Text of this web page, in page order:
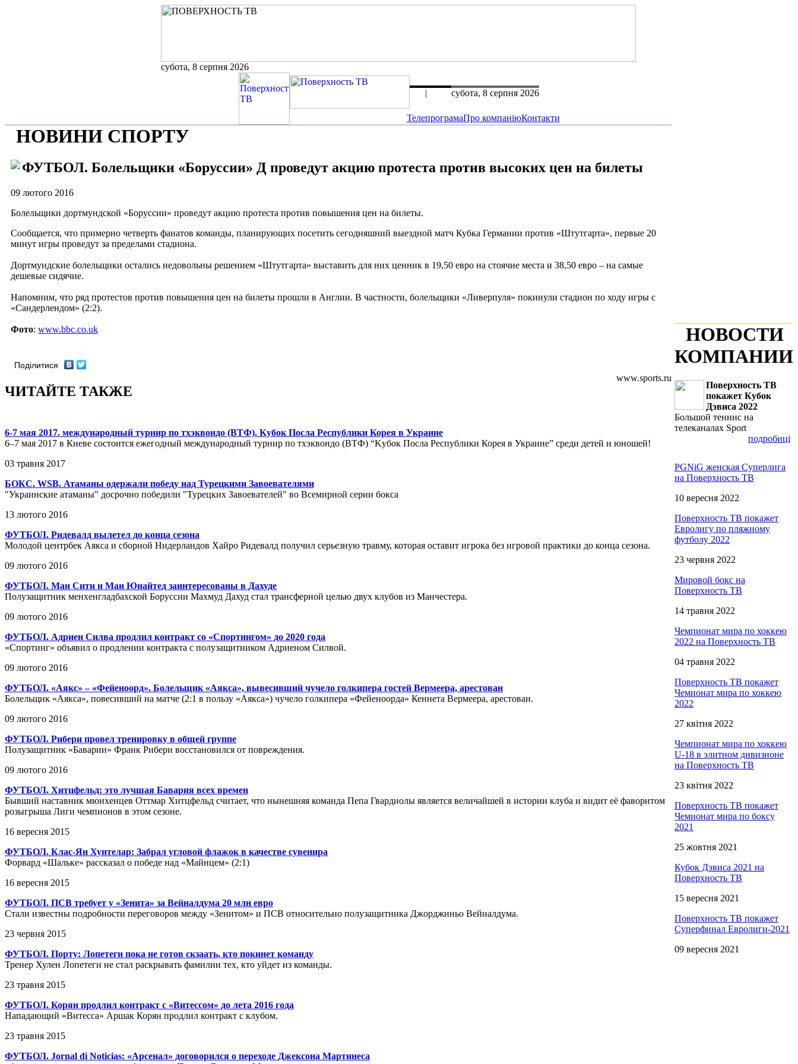
субота, 8 серпня 2026
| субота, 8 серпня 2026
ТелепрограмаПро компаніюКонтакти
НОВИНИ СПОРТУ
ФУТБОЛ. Болельщики «Боруссии» Д проведут акцию протеста против высоких цен на билеты
09 лютого 2016
Болельщики дортмундской «Боруссии» проведут акцию протеста против повышения цен на билеты.
Сообщается, что примерно четверть фанатов команды, планирующих посетить сегодняшний выездной матч Кубка Германии против «Штутгарта», первые 20
минут игры проведут за пределами стадиона.
Дортмундские болельщики остались недовольны решением «Штутгарта» выставить для них ценник в 19,50 евро на стоячие места и 38,50 евро – на самые
дешевые сидячие.
Напомним, что ряд протестов против повышения цен на билеты прошли в Англии. В частности, болельщики «Ливерпуля» покинули стадион по ходу игры с
«Сандерлендом» (2:2).
Фото: www.bbc.co.uk
Поділитися
www.sports.ru
ЧИТАЙТЕ ТАКЖЕ
6-7 мая 2017. международный турнир по тхэквондо (ВТФ). Kубок Посла Республики Корея в Украине
6–7 мая 2017 в Киеве состоится ежегодный международный турнир по тхэквондо (ВТФ) “Kубок Посла Республики Корея в Украине” среди детей и юношей!
03 травня 2017
БОКС. WSB. Атаманы одержали победу над Турецкими Завоевателями
"Украинские атаманы" досрочно победили "Турецких Завоевателей" во Всемирной серии бокса
13 лютого 2016
ФУТБОЛ. Ридевалд вылетел до конца сезона
Молодой центрбек Аякса и сборной Нидерландов Хайро Ридевалд получил серьезную травму, которая оставит игрока без игровой практики до конца сезона.
09 лютого 2016
ФУТБОЛ. Ман Сити и Ман Юнайтед заинтересованы в Дахуде
Полузащитник менхенгладбахской Боруссии Махмуд Дахуд стал трансферной целью двух клубов из Манчестера.
09 лютого 2016
ФУТБОЛ. Адриен Силва продлил контракт со «Спортингом» до 2020 года
«Спортинг» объявил о продлении контракта с полузащитником Адриеном Силвой.
09 лютого 2016
ФУТБОЛ. «Аякс» – «Фейеноорд». Болельщик «Аякса», вывесивший чучело голкипера гостей Вермеера, арестован
Болельщик «Аякса», повесивший на матче (2:1 в пользу «Аякса») чучело голкипера «Фейеноорда» Кеннета Вермеера, арестован.
09 лютого 2016
ФУТБОЛ. Рибери провел тренировку в общей группе
Полузащитник «Баварии» Франк Рибери восстановился от повреждения.
09 лютого 2016
ФУТБОЛ. Хитцфельд: это лучшая Бавария всех времен
Бывший наставник мюнхенцев Оттмар Хитцфельд считает, что нынешняя команда Пепа Гвардиолы является величайшей в истории клуба и видит её фаворитом
розыгрыша Лиги чемпионов в этом сезоне.
16 вересня 2015
ФУТБОЛ. Клас-Ян Хунтелар: Забрал угловой флажок в качестве сувенира
Форвард «Шальке» рассказал о победе над «Майнцем» (2:1)
16 вересня 2015
ФУТБОЛ. ПСВ требует у «Зенита» за Вейналдума 20 млн евро
Стали известны подробности переговоров между «Зенитом» и ПСВ относительно полузащитника Джорджиньо Вейналдума.
23 червня 2015
ФУТБОЛ. Порту: Лопетеги пока не готов скзаать, кто покинет команду
Тренер Хулен Лопетеги не стал раскрывать фамилии тех, кто уйдет из команды.
23 травня 2015
ФУТБОЛ. Корян продлил контракт с «Витессом» до лета 2016 года
Нападающий «Витесса» Аршак Корян продлил контракт с клубом.
23 травня 2015
ФУТБОЛ. Jornal di Noticias: «Арсенал» договорился о переходе Джексона Мартинеса
НОВОСТИ
КОМПАНИИ
Поверхность ТВ
покажет Кубок
Дэвиса 2022
Большой теннис на
телеканалах Sport
подробиці
PGNiG женская Суперлига
на Поверхность ТВ
10 вересня 2022
Поверхность ТВ покажет
Евролигу по пляжному
футболу 2022
23 червня 2022
Мировой бокс на
Поверхность ТВ
14 травня 2022
Чемпионат мира по хоккею
2022 на Поверхность ТВ
04 травня 2022
Поверхность ТВ покажет
Чемионат мира по хоккею
2022
27 квітня 2022
Чемпионат мира по хоккею
U-18 в элитном дивизионе
на Поверхность ТВ
23 квітня 2022
Поверхность ТВ покажет
Чемионат мира по боксу
2021
25 жовтня 2021
Кубок Дэвиса 2021 на
Поверхность ТВ
15 вересня 2021
Поверхность ТВ покажет
Суперфинал Евролиги-2021
09 вересня 2021